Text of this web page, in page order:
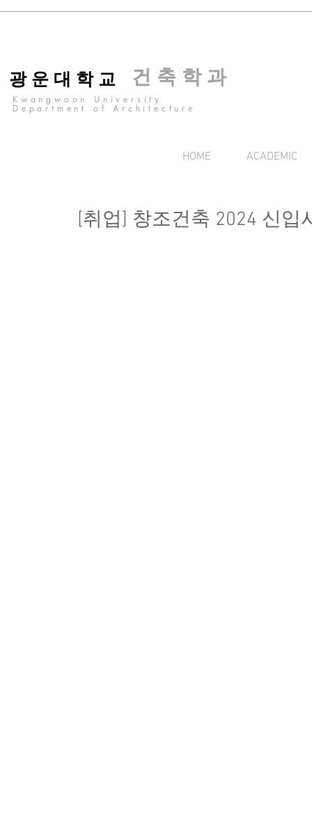
Kwangwoon University
Department of Architecture
광 운 대 학 교 건 축 학 과
HOME ACADEMIC
[취업] 창조건축 2024 신입